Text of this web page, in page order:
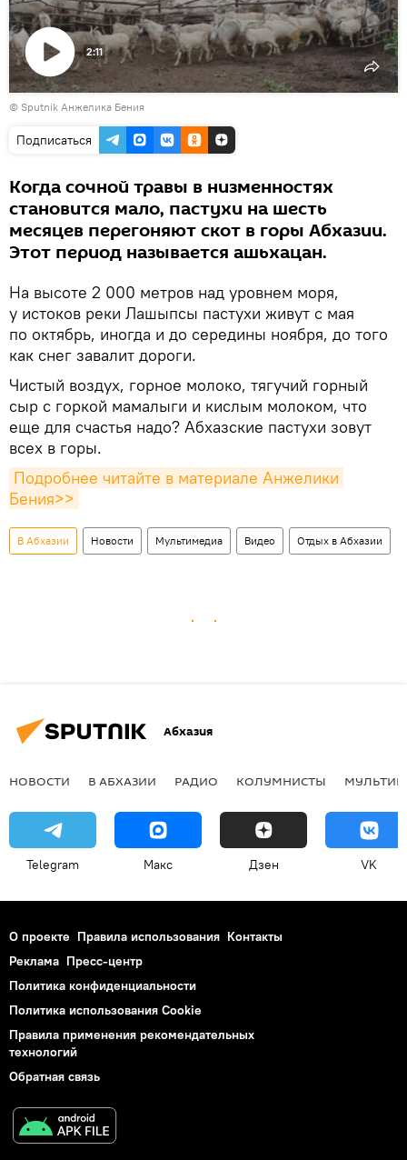
Воспроизвести
видео
2:11
© Sputnik Анжелика Бения
Подписаться
Когда сочной травы в низменностях
становится мало, пастухи на шесть
месяцев перегоняют скот в горы Абхазии.
Этот период называется ашьхацан.
На высоте 2 000 метров над уровнем моря,
у истоков реки Лашыпсы пастухи живут с мая
по октябрь, иногда и до середины ноября, до того
как снег завалит дороги.
Чистый воздух, горное молоко, тягучий горный
сыр с горкой мамалыги и кислым молоком, что
еще для счастья надо? Абхазские пастухи зовут
всех в горы.
Подробнее читайте в материале Анжелики
Бения>>
В Абхазии Новости Мультимедиа Видео Отдых в Абхазии
Абхазия
НОВОСТИ В АБХАЗИИ РАДИО КОЛУМНИСТЫ
Telegram Макс Дзен VK
О проекте Правила использования Контакты
Реклама Пресс-центр
Политика конфиденциальности
Политика использования Cookie
Правила применения рекомендательных
технологий
Обратная связь